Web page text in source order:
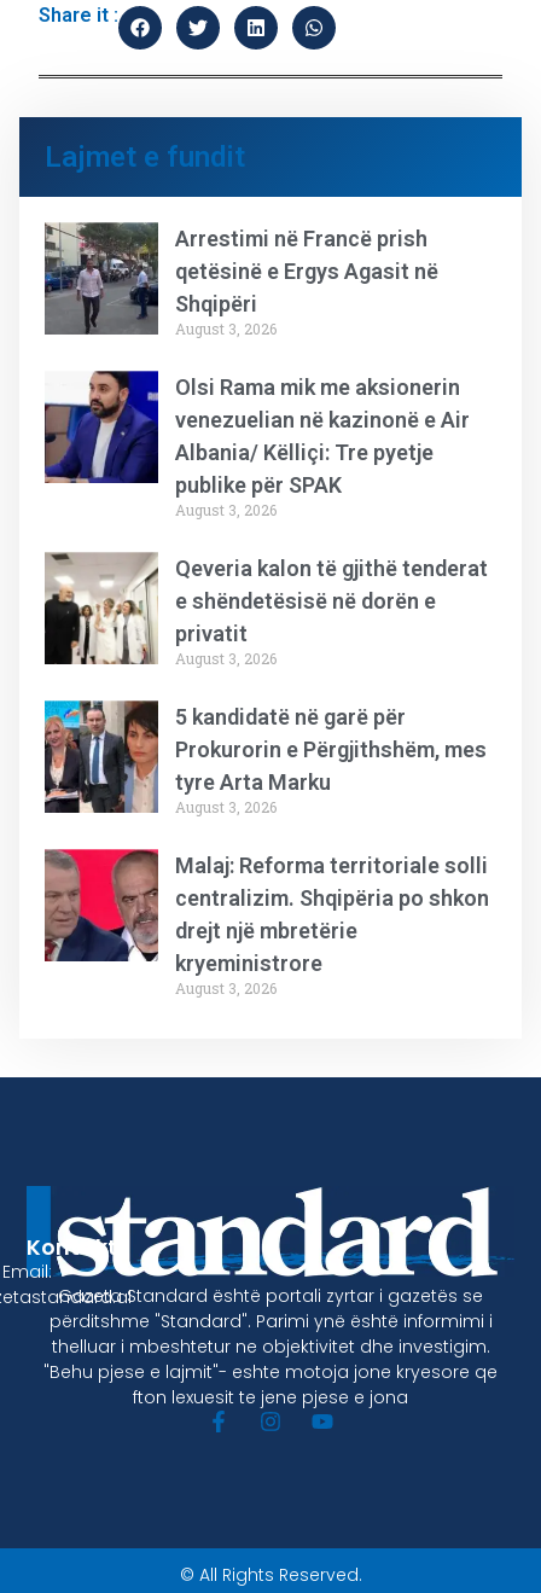
Share it :
Lajmet e fundit
Arrestimi në Francë prish
qetësinë e Ergys Agasit në
Shqipëri
August 3, 2026
Olsi Rama mik me aksionerin
venezuelian në kazinonë e Air
Albania/ Këlliçi: Tre pyetje
publike për SPAK
August 3, 2026
Qeveria kalon të gjithë tenderat
e shëndetësisë në dorën e
privatit
August 3, 2026
5 kandidatë në garë për
Prokurorin e Përgjithshëm, mes
tyre Arta Marku
August 3, 2026
Malaj: Reforma territoriale solli
centralizim. Shqipëria po shkon
drejt një mbretërie
kryeministrore
August 3, 2026
Gazeta Standard është portali zyrtar i gazetës se
përditshme "Standard". Parimi ynë është informimi i
thelluar i mbeshtetur ne objektivitet dhe investigim.
"Behu pjese e lajmit"- eshte motoja jone kryesore qe
fton lexuesit te jene pjese e jona
Kontakt
Email:
© All Rights Reserved.